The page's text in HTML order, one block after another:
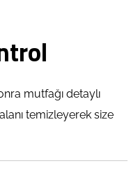
mutfağı detaylı
temizleyerek size